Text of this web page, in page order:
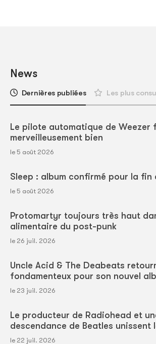
News
Dernières publiées Les plus
Le pilote automatique de Weezer
merveilleusement bien
le 5 août 2026
Sleep : album confirmé pour la fin
le 5 août 2026
Protomartyr toujours très haut
alimentaire du post-punk
le 26 juil. 2026
Uncle Acid & The Deabeats
fondamenteux pour son nouvel
le 23 juil. 2026
Le producteur de Radiohead et
descendance de Beatles unissent
le 22 juil. 2026